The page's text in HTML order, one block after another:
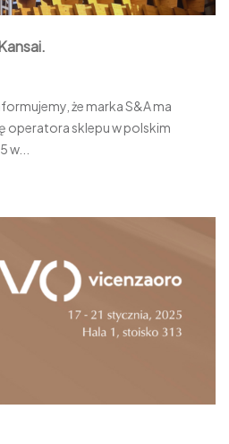
że marka S&A ma
operatora sklepu w polskim